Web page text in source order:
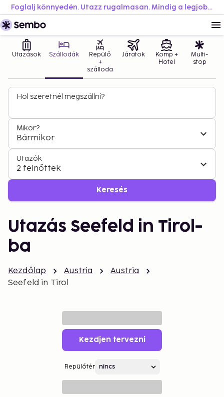
Foglalj könnyedén. Utazz rugalmasan. Mindig a legjobb áron.
Utazások Szállodák
Repülő
+
szálloda
Járatok
Komp +
Hotel
Multi-
stop
Hol szeretnél megszállni?
Mikor?
Bármikor
Utazók
2 felnőttek
Keresés
Utazás Seefeld in Tirol-
ba
Kezdőlap Austria
Austria
Seefeld in Tirol
Kezdjen tervezni
Repülőtér